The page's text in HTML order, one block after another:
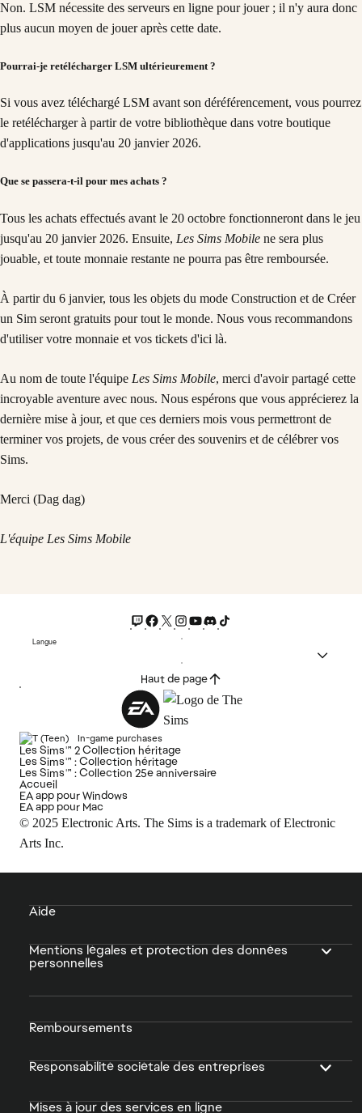
Non. LSM nécessite des serveurs en ligne pour jouer ; il n'y aura donc
plus aucun moyen de jouer après cette date.
Pourrai-je retélécharger LSM ultérieurement ?
Si vous avez téléchargé LSM avant son déréférencement, vous pourrez
le retélécharger à partir de votre bibliothèque dans votre boutique
d'applications jusqu'au 20 janvier 2026.
Que se passera-t-il pour mes achats ?
Tous les achats effectués avant le 20 octobre fonctionneront dans le jeu
jusqu'au 20 janvier 2026. Ensuite, Les Sims Mobile ne sera plus
jouable, et toute monnaie restante ne pourra pas être remboursée.
À partir du 6 janvier, tous les objets du mode Construction et de Créer
un Sim seront gratuits pour tout le monde. Nous vous recommandons
d'utiliser votre monnaie et vos tickets d'ici là.
Au nom de toute l'équipe Les Sims Mobile, merci d'avoir partagé cette
incroyable aventure avec nous. Nous espérons que vous apprécierez la
dernière mise à jour, et que ces derniers mois vous permettront de
terminer vos projets, de vous créer des souvenirs et de célébrer vos
Sims.
Merci (Dag dag)
L'équipe Les Sims Mobile
Langue
Haut de page
In-game purchases
Les Sims™ 2 Collection héritage
Les Sims™ : Collection héritage
Les Sims™ : Collection 25e anniversaire
Accueil
EA app pour Windows
EA app pour Mac
© 2025 Electronic Arts. The Sims is a trademark of Electronic
Arts Inc.
Aide
Mentions légales et protection des données
personnelles
Remboursements
Responsabilité sociétale des entreprises
Mises à jour des services en ligne